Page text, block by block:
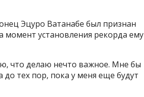
Эцуро Ватанабе был признан
установления рекорда ему
что делаю нечто важное. Мне бы
тех пор, пока у меня еще будут